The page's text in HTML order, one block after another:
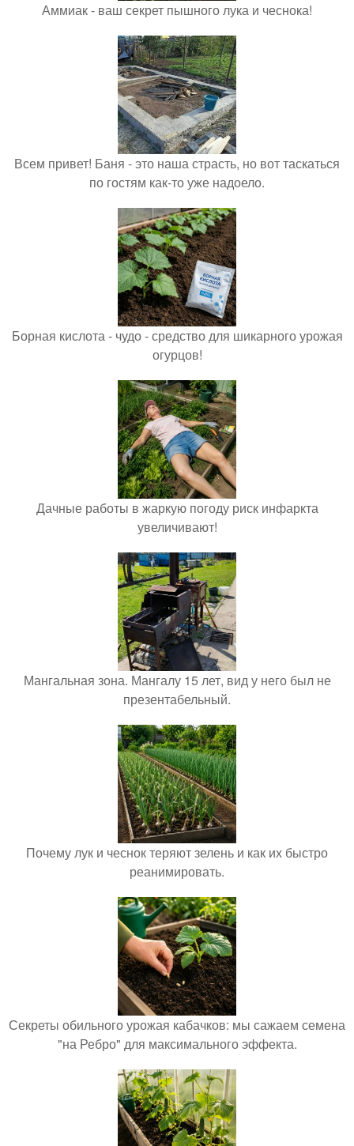
Аммиак - ваш секрет пышного лука и чеснока!
Всем привет! Баня - это наша страсть, но вот таскаться
по гостям как-то уже надоело.
Борная кислота - чудо - средство для шикарного урожая
огурцов!
Дачные работы в жаркую погоду риск инфаркта
увеличивают!
Мангальная зона. Мангалу 15 лет, вид у него был не
презентабельный.
Почему лук и чеснок теряют зелень и как их быстро
реанимировать.
Секреты обильного урожая кабачков: мы сажаем семена
"на Ребро" для максимального эффекта.